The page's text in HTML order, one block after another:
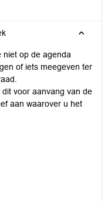
niet op de agenda
of iets meegeven ter
voor aanvang van de
aan waarover u het